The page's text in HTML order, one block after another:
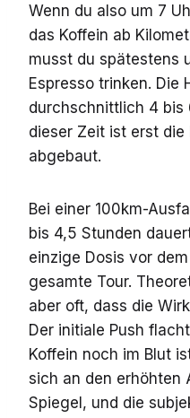
Wenn du also um 7
das Koffein ab
musst du spätestens
Espresso trinken. Die
durchschnittlich 4 bis
dieser Zeit ist erst die
abgebaut.
Bei einer 100km-
bis 4,5 Stunden
einzige Dosis vor
gesamte Tour.
aber oft, dass die
Der initiale Push
Koffein noch im Blut
sich an den erhöhten
Spiegel, und die